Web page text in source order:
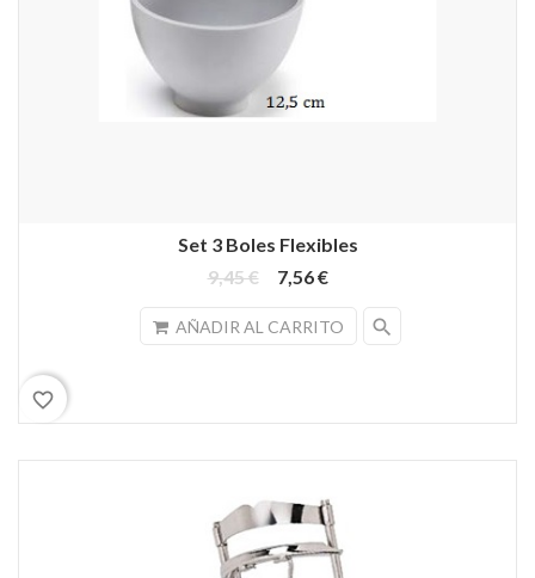
Set 3 Boles Flexibles
9,45 €
7,56 €
AÑADIR AL CARRITO search
favorite_border